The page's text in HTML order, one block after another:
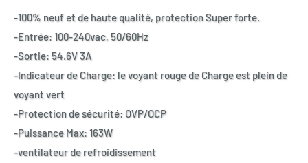
-100% neuf et de haute qualité, protection Super forte.
-Entrée: 100-240vac, 50/60Hz
-Sortie: 54.6V 3A
-Indicateur de Charge: le voyant rouge de Charge est plein de
voyant vert
-Protection de sécurité: OVP/OCP
-Puissance Max: 163W
-ventilateur de refroidissement